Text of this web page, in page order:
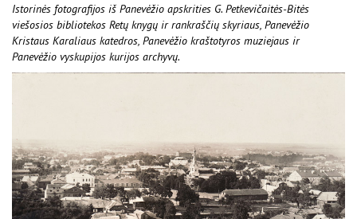
Istorinės fotografijos iš Panevėžio apskrities G. Petkevičaitės-Bitės
viešosios bibliotekos Retų knygų ir rankraščių skyriaus, Panevėžio
Kristaus Karaliaus katedros, Panevėžio kraštotyros muziejaus ir
Panevėžio vyskupijos kurijos archyvų.